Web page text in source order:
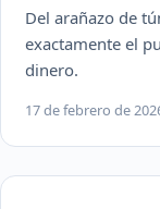
Del arañazo de
exactamente el
dinero.
17 de febrero de